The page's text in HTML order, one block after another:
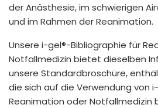
der Anästhesie, im schwierigen
und im Rahmen der Reanimation.
Unsere i-gel®-Bibliographie für
Notfallmedizin bietet dieselben
unsere Standardbroschüre,
die sich auf die Verwendung von
Reanimation oder Notfallmedizin